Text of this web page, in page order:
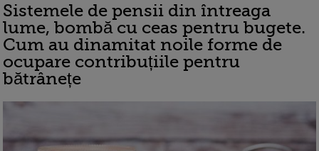
Sistemele de pensii din întreaga
lume, bombă cu ceas pentru bugete.
Cum au dinamitat noile forme de
ocupare contribuțiile pentru
bătrânețe